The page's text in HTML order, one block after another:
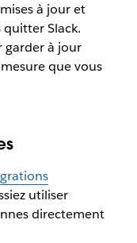
à jour et
quitter Slack.
garder à jour
que vous
utiliser
directement